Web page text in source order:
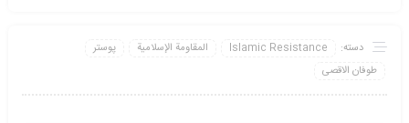
دسته: Islamic Resistance المقاومة الإسلامية
پوستر
طوفان الاقصی